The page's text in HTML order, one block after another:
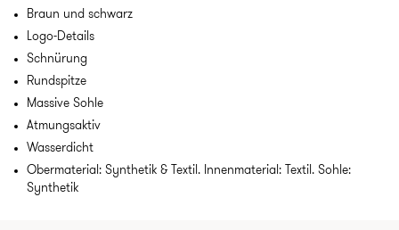
Braun und schwarz
Logo-Details
Schnürung
Rundspitze
Massive Sohle
Atmungsaktiv
Wasserdicht
Obermaterial: Synthetik & Textil. Innenmaterial: Textil. Sohle:
Synthetik